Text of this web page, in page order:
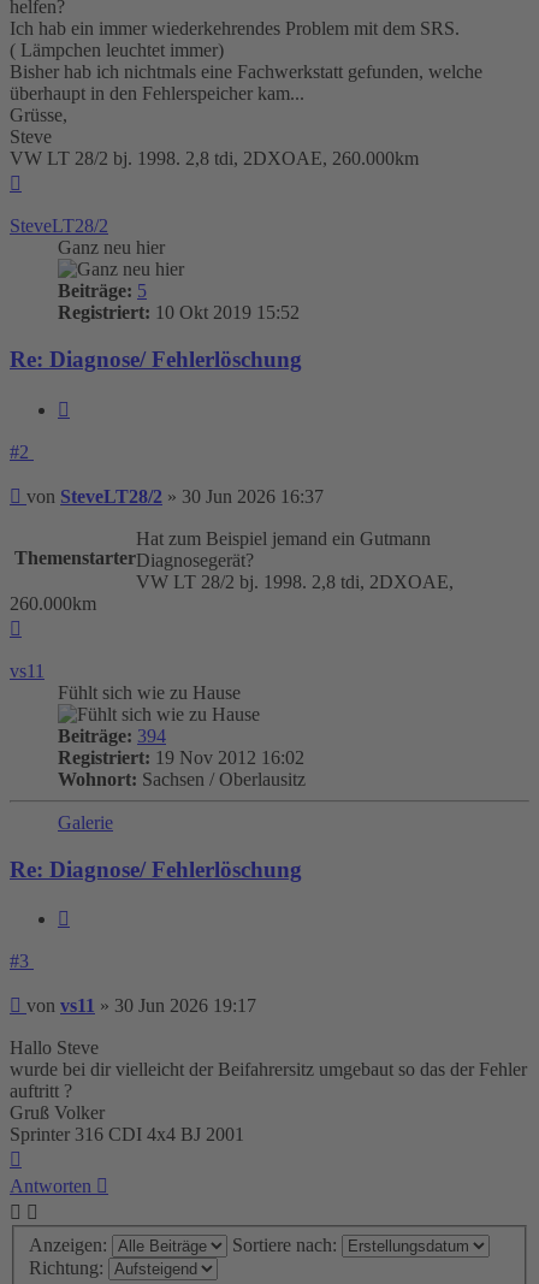
helfen?
Ich hab ein immer wiederkehrendes Problem mit dem SRS.
( Lämpchen leuchtet immer)
Bisher hab ich nichtmals eine Fachwerkstatt gefunden, welche
überhaupt in den Fehlerspeicher kam...
Grüsse,
Steve
VW LT 28/2 bj. 1998. 2,8 tdi, 2DXOAE, 260.000km
SteveLT28/2
Ganz neu hier
Beiträge: 5
Registriert: 10 Okt 2019 15:52
Re: Diagnose/ Fehlerlöschung
#2
Beitrag
von SteveLT28/2 » 30 Jun 2026 16:37
Themenstarter
Hat zum Beispiel jemand ein Gutmann
Diagnosegerät?
VW LT 28/2 bj. 1998. 2,8 tdi, 2DXOAE,
260.000km
vs11
Fühlt sich wie zu Hause
Beiträge: 394
Registriert: 19 Nov 2012 16:02
Wohnort: Sachsen / Oberlausitz
Galerie
Re: Diagnose/ Fehlerlöschung
#3
Beitrag
von vs11 » 30 Jun 2026 19:17
Hallo Steve
wurde bei dir vielleicht der Beifahrersitz umgebaut so das der Fehler
auftritt ?
Gruß Volker
Sprinter 316 CDI 4x4 BJ 2001
Antworten
Anzeigen:
Sortiere nach:
Richtung: